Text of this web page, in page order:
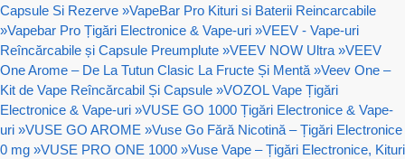
Capsule Si Rezerve »VapeBar Pro Kituri si Baterii Reincarcabile
»Vapebar Pro Țigări Electronice & Vape-uri »VEEV - Vape-uri
Reîncărcabile și Capsule Preumplute »VEEV NOW Ultra »VEEV
One Arome – De La Tutun Clasic La Fructe Și Mentă »Veev One –
Kit de Vape Reîncărcabil Și Capsule »VOZOL Vape Țigări
Electronice & Vape-uri »VUSE GO 1000 Țigări Electronice & Vape-
uri »VUSE GO AROME »Vuse Go Fără Nicotină – Țigări Electronice
0 mg »VUSE PRO ONE 1000 »Vuse Vape – Țigări Electronice, Kituri